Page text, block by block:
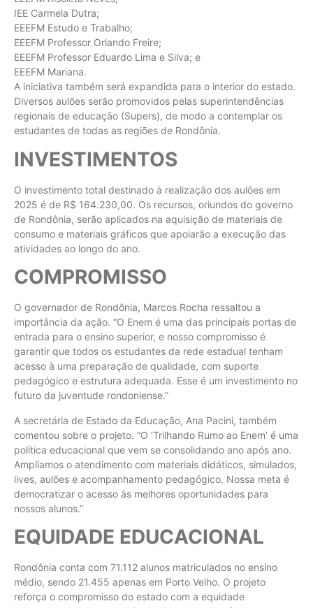
IEE Carmela Dutra;
EEEFM Estudo e Trabalho;
EEEFM Professor Orlando Freire;
EEEFM Professor Eduardo Lima e Silva; e
EEEFM Mariana.
A iniciativa também será expandida para o interior do estado.
Diversos aulões serão promovidos pelas superintendências
regionais de educação (Supers), de modo a contemplar os
estudantes de todas as regiões de Rondônia.
INVESTIMENTOS
O investimento total destinado à realização dos aulões em
2025 é de R$ 164.230,00. Os recursos, oriundos do governo
de Rondônia, serão aplicados na aquisição de materiais de
consumo e materiais gráficos que apoiarão a execução das
atividades ao longo do ano.
COMPROMISSO
O governador de Rondônia, Marcos Rocha ressaltou a
importância da ação. “O Enem é uma das principais portas de
entrada para o ensino superior, e nosso compromisso é
garantir que todos os estudantes da rede estadual tenham
acesso à uma preparação de qualidade, com suporte
pedagógico e estrutura adequada. Esse é um investimento no
futuro da juventude rondoniense.”
A secretária de Estado da Educação, Ana Pacini, também
comentou sobre o projeto. “O ‘Trilhando Rumo ao Enem’ é uma
política educacional que vem se consolidando ano após ano.
Ampliamos o atendimento com materiais didáticos, simulados,
lives, aulões e acompanhamento pedagógico. Nossa meta é
democratizar o acesso às melhores oportunidades para
nossos alunos.”
EQUIDADE EDUCACIONAL
Rondônia conta com 71.112 alunos matriculados no ensino
médio, sendo 21.455 apenas em Porto Velho. O projeto
reforça o compromisso do estado com a equidade